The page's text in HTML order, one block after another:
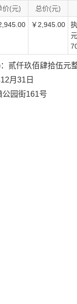
价(元) 总价(元)
￥2,945.00
贰仟玖佰肆拾伍元
月31日
公园街161号